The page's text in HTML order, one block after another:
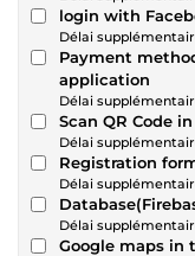
login with
Délai
Payment
application
Délai
Scan QR Code
Délai
Registration
Délai
Délai
Google maps in